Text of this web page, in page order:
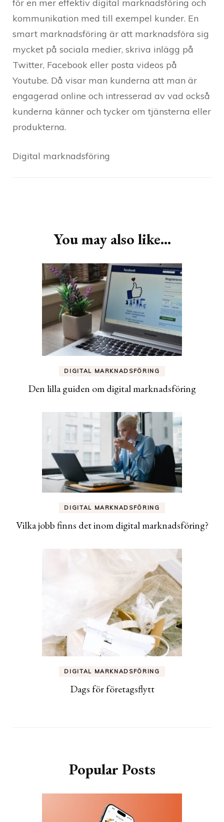
för en mer effektiv digital marknadsföring och
kommunikation med till exempel kunder. En
smart marknadsföring är att marknadsföra sig
mycket på sociala medier, skriva inlägg på
Twitter, Facebook eller posta videos på
Youtube. Då visar man kunderna att man är
engagerad online och intresserad av vad också
kunderna känner och tycker om tjänsterna eller
produkterna.
Digital marknadsföring
You may also like...
DIGITAL MARKNADSFÖRING
Den lilla guiden om digital marknadsföring
DIGITAL MARKNADSFÖRING
Vilka jobb finns det inom digital marknadsföring?
DIGITAL MARKNADSFÖRING
Dags för företagsflytt
Popular Posts